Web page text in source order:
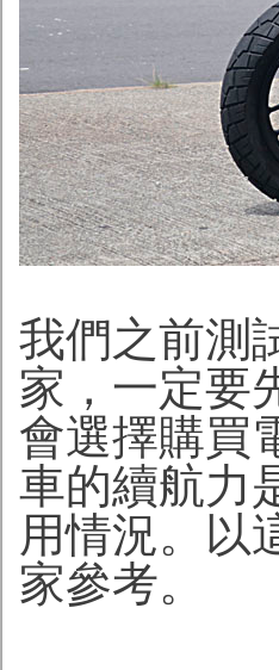
我們之前測
家，一定要
會選擇購買
車的續航力
用情況。以
家參考。